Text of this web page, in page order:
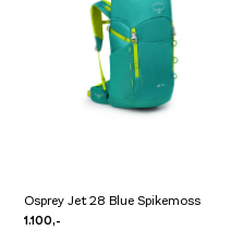
Osprey Jet 28 Blue Spikemoss
1.100,-